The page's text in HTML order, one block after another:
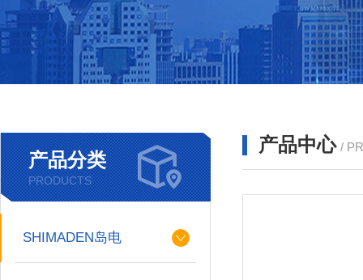
产品分类
PRODUCTS
SHIMADEN岛电
产品中心 /